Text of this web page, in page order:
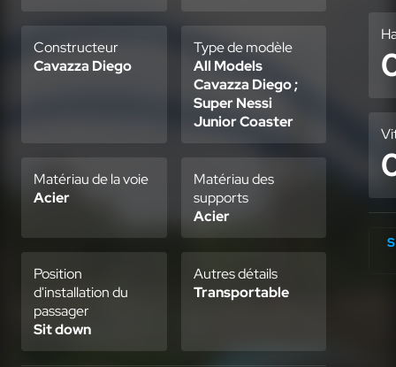
Constructeur
Cavazza Diego
Type de modèle
All Models
Cavazza Diego ;
Super Nessi
Junior Coaster
Matériau de la voie
Acier
Matériau des
supports
Acier
Position
d'installation du
passager
Sit down
Autres détails
Transportable